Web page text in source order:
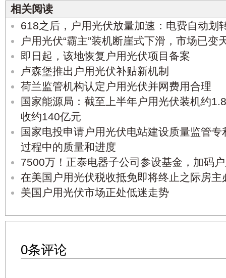
相关阅读
618之后，户用光伏放量加速：电费自动划
户用光伏“霸主”装机断崖式下滑，市场已变
即日起，该地恢复户用光伏项目备案
卢森堡推出户用光伏补贴新机制
荷兰监管机构认定户用光伏并网费用合理
国家能源局：截至上半年户用光伏装机约
收约140亿元
国家电投申请户用光伏电站建设质量监管
过程中的质量和进度
7500万！正泰电器子公司参设基金，加码
在美国户用光伏税收抵免即将终止之际房主
美国户用光伏市场正处低迷走势
0条评论